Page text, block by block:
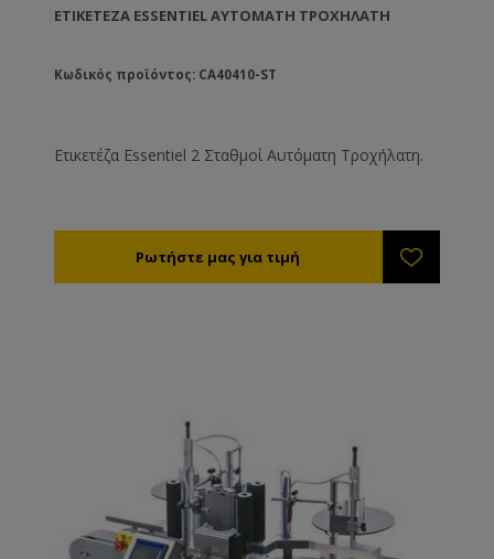
ΕΤΙΚΕΤΈΖΑ ESSENTIEL ΑΥΤΌΜΑΤΗ ΤΡΟΧΉΛΑΤΗ
Κωδικός προϊόντος: CA40410-ST
Ετικετέζα Essentiel 2 Σταθμοί Αυτόματη Τροχήλατη.